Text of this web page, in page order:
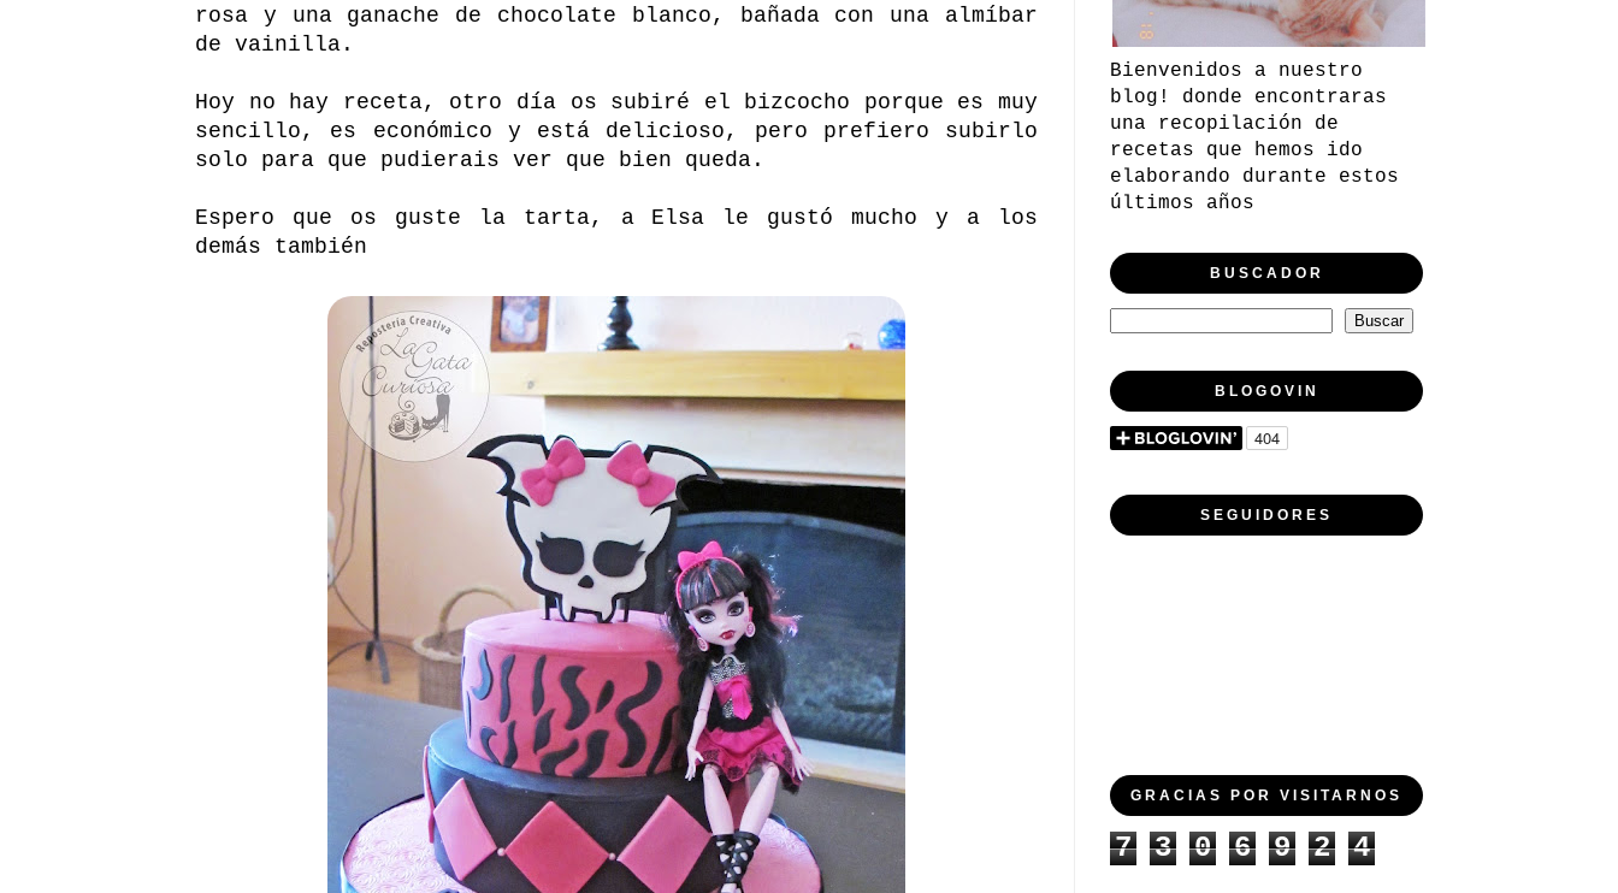
rosa y una ganache de chocolate blanco, bañada con una almíbar
de vainilla.
Hoy no hay receta, otro día os subiré el bizcocho porque es muy
sencillo, es económico y está delicioso, pero prefiero subirlo
solo para que pudierais ver que bien queda.
Espero que os guste la tarta, a Elsa le gustó mucho y a los
demás también
Bienvenidos a nuestro
blog! donde encontraras
una recopilación de
recetas que hemos ido
elaborando durante estos
últimos años
BUSCADOR
BLOGOVIN
SEGUIDORES
GRACIAS POR VISITARNOS
7 3 0 6 9 2 4